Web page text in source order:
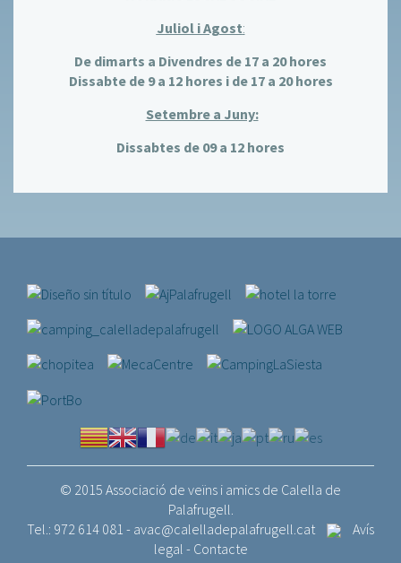
Juliol i Agost:
De dimarts a Divendres de 17 a 20 hores
Dissabte de 9 a 12 hores i de 17 a 20 hores
Setembre a Juny:
Dissabtes de 09 a 12 hores
© 2015 Associació de veïns i amics de Calella de
Palafrugell.
Tel.: 972 614 081 - avac@calelladepalafrugell.cat
Avís
legal - Contacte